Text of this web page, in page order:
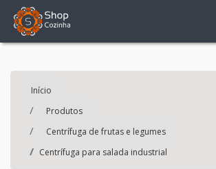
Início
Produtos
Centrífuga de frutas e legumes
Centrífuga para salada industrial